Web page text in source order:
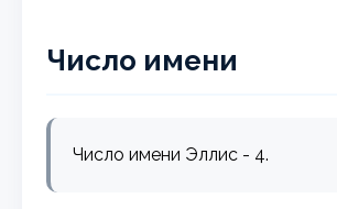
Число имени
Число имени Эллис - 4.